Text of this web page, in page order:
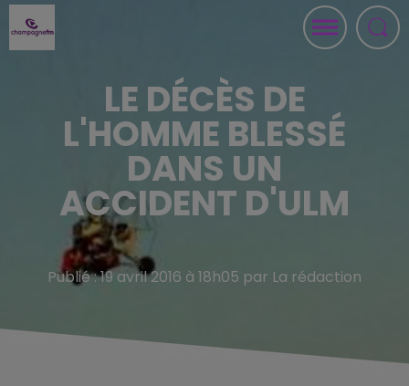
LE DÉCÈS DE
L'HOMME BLESSÉ
DANS UN
ACCIDENT D'ULM
Publié : 19 avril 2016 à 18h05 par La rédaction